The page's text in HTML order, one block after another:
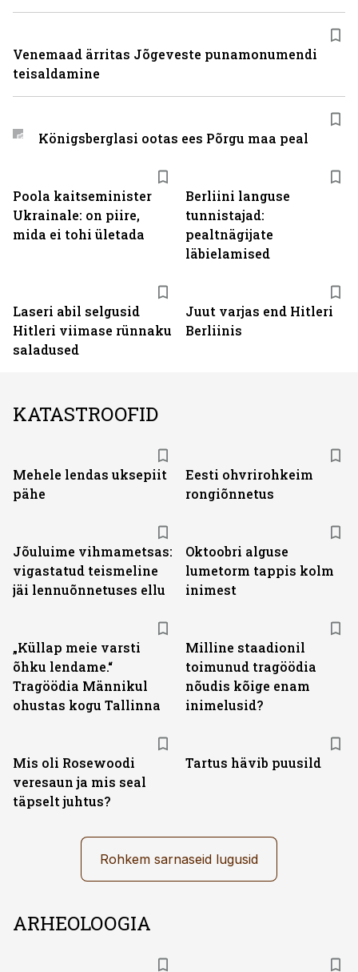
Poola kaitseminister
Ukrainale: on piire,
mida ei tohi ületada
Berliini languse
tunnistajad:
pealtnägijate
läbielamised
Laseri abil selgusid
Hitleri viimase rünnaku
saladused
Juut varjas end Hitleri
Berliinis
Venemaad ärritas Jõgeveste punamonumendi
teisaldamine
Königsberglasi ootas ees Põrgu maa peal
KATASTROOFID
Mehele lendas uksepiit
pähe
Eesti ohvrirohkeim
rongiõnnetus
Jõuluime vihmametsas:
vigastatud teismeline
jäi lennuõnnetuses ellu
Oktoobri alguse
lumetorm tappis kolm
inimest
„Küllap meie varsti
õhku lendame.“
Tragöödia Männikul
ohustas kogu Tallinna
Milline staadionil
toimunud tragöödia
nõudis kõige enam
inimelusid?
Mis oli Rosewoodi
veresaun ja mis seal
täpselt juhtus?
Tartus hävib puusild
Rohkem sarnaseid lugusid
ARHEOLOOGIA